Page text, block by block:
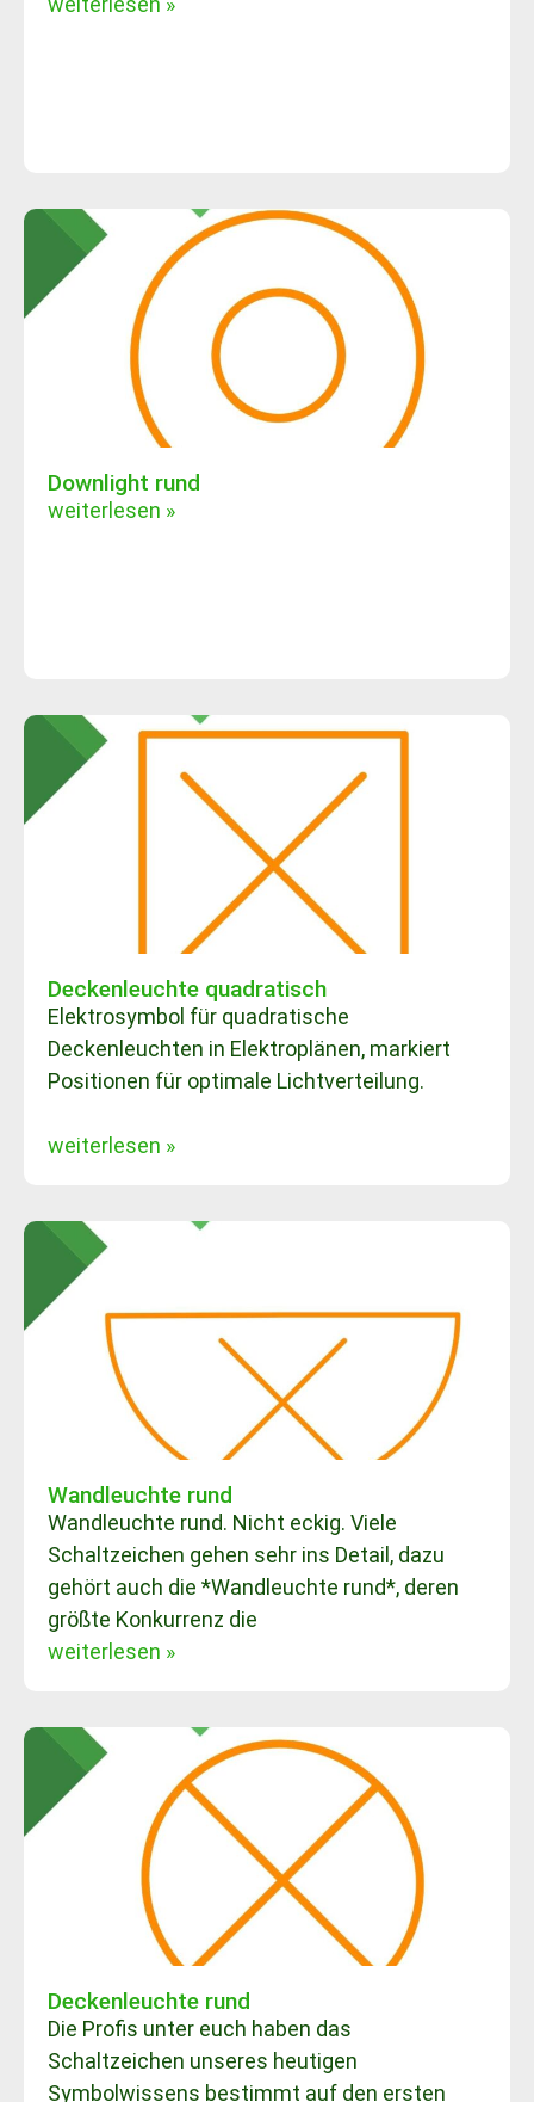
Downlight rund
weiterlesen »
Deckenleuchte quadratisch
Elektrosymbol für quadratische
Deckenleuchten in Elektroplänen, markiert
Positionen für optimale Lichtverteilung.
weiterlesen »
Wandleuchte rund
Wandleuchte rund. Nicht eckig. Viele
Schaltzeichen gehen sehr ins Detail, dazu
gehört auch die *Wandleuchte rund*, deren
größte Konkurrenz die
weiterlesen »
Deckenleuchte rund
Die Profis unter euch haben das
Schaltzeichen unseres heutigen
Symbolwissens bestimmt auf den ersten